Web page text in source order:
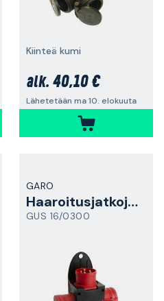
Kiinteä kumi
alk. 40,10 €
Lähetetään ma 10. elokuuta
GARO
Haaroitusjatkojohto
GUS 16/0300